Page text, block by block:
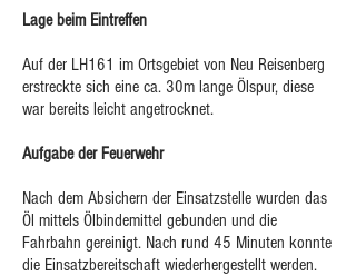
Lage beim Eintreffen
Auf der LH161 im Ortsgebiet von Neu Reisenberg
erstreckte sich eine ca. 30m lange Ölspur, diese
war bereits leicht angetrocknet.
Aufgabe der Feuerwehr
Nach dem Absichern der Einsatzstelle wurden das
Öl mittels Ölbindemittel gebunden und die
Fahrbahn gereinigt. Nach rund 45 Minuten konnte
die Einsatzbereitschaft wiederhergestellt werden.